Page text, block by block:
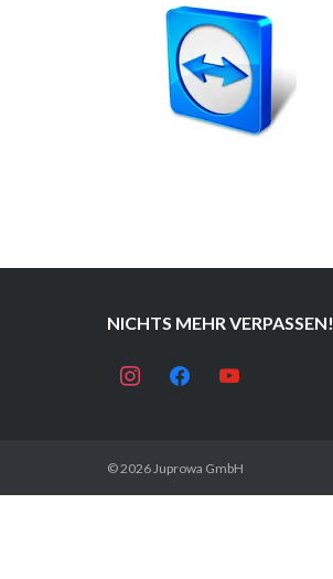
NICHTS MEHR VERPASSEN!
instagramfacebookyoutube
© 2026 Juprowa GmbH